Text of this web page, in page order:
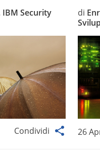
IBM Security
Condividi
di
26